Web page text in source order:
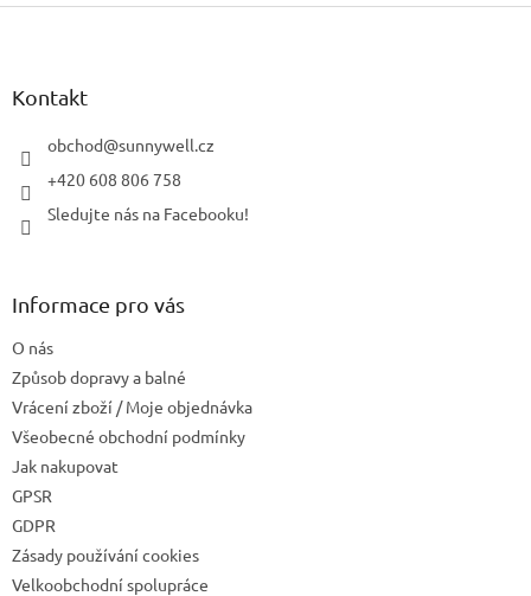
Z
Kontakt
obchod@sunnywell.cz
+420 608 806 758
Sledujte nás na Facebooku!
Informace pro vás
O nás
Způsob dopravy a balné
Vrácení zboží / Moje objednávka
Všeobecné obchodní podmínky
Jak nakupovat
GPSR
GDPR
Zásady používání cookies
Velkoobchodní spolupráce